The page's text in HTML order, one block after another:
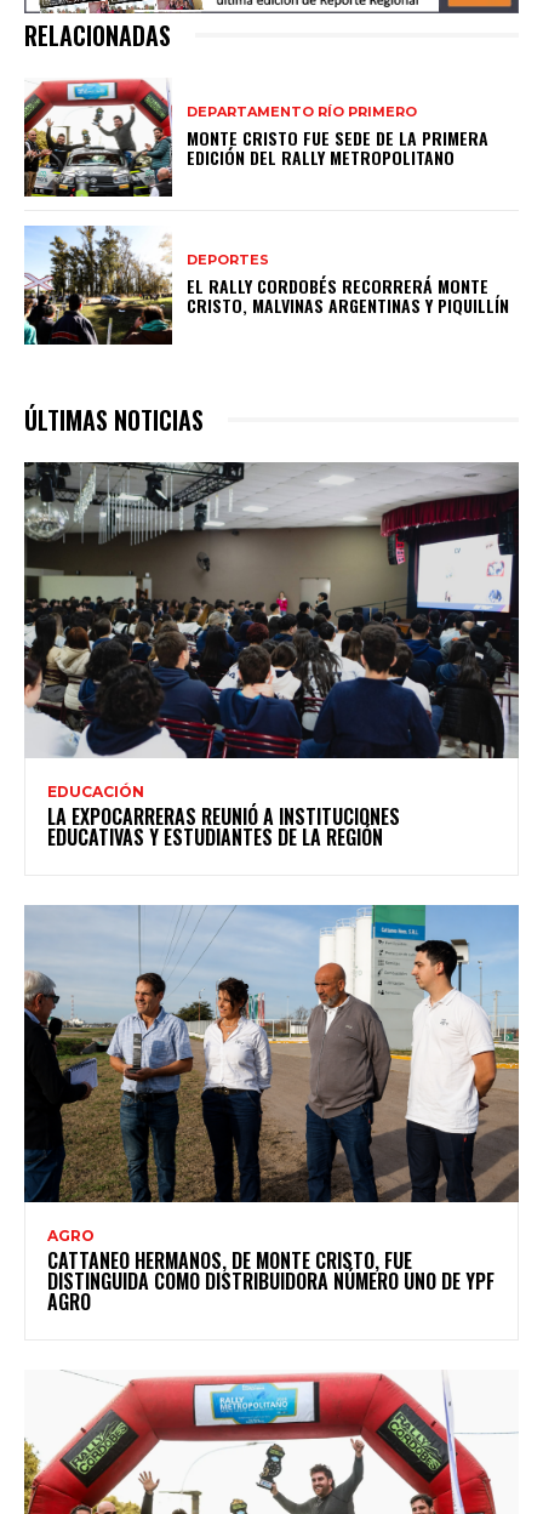
RELACIONADAS
DEPARTAMENTO RÍO PRIMERO
MONTE CRISTO FUE SEDE DE LA PRIMERA
EDICIÓN DEL RALLY METROPOLITANO
DEPORTES
EL RALLY CORDOBÉS RECORRERÁ MONTE
CRISTO, MALVINAS ARGENTINAS Y PIQUILLÍN
ÚLTIMAS NOTICIAS
EDUCACIÓN
LA EXPOCARRERAS REUNIÓ A INSTITUCIONES
EDUCATIVAS Y ESTUDIANTES DE LA REGIÓN
AGRO
CATTANEO HERMANOS, DE MONTE CRISTO, FUE
DISTINGUIDA COMO DISTRIBUIDORA NÚMERO UNO DE YPF
AGRO